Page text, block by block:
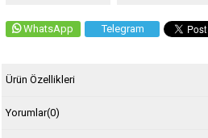
WhatsApp Telegram
Ürün Özellikleri
Yorumlar(0)